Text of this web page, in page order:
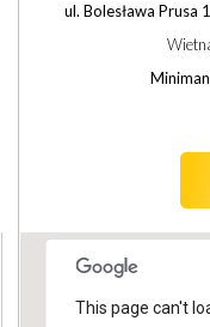
ul. Bolesława
This page can't